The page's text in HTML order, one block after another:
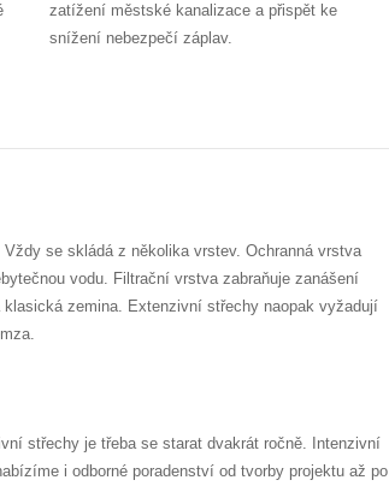
zatížení městské kanalizace a přispět ke
snížení nebezpečí záplav.
se skládá z několika vrstev. Ochranná vrstva
vodu. Filtrační vrstva zabraňuje zanášení
zemina. Extenzivní střechy naopak vyžadují
střechy je třeba se starat dvakrát ročně. Intenzivní
i odborné poradenství od tvorby projektu až po